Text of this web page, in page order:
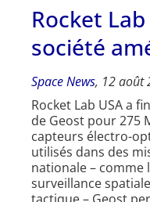
Rocket
société
Space News, 12 août
Rocket Lab USA a
de Geost pour 275
capteurs électro-
utilisés dans des
nationale – comme
surveillance
tactique – Geost